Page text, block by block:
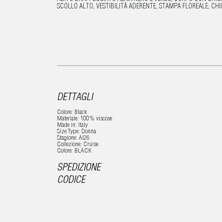
SCOLLO ALTO, VESTIBILITÀ ADERENTE, STAMPA FLOREALE,
DETTAGLI
Colore: Black
Materiale: 100% viscose
Made in: Italy
Size Type: Donna
Stagione: AI26
Collezione: Cruise
Colore: BLACK
SPEDIZIONE
CODICE